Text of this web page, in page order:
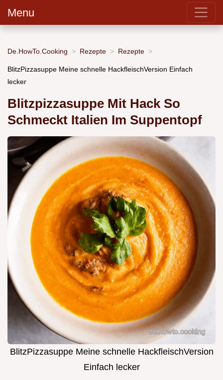
Menu
De.HowTo.Cooking Rezepte Rezepte
BlitzPizzasuppe Meine schnelle HackfleischVersion Einfach
lecker
Blitzpizzasuppe Mit Hack So
Schmeckt Italien Im Suppentopf
BlitzPizzasuppe Meine schnelle HackfleischVersion
Einfach lecker